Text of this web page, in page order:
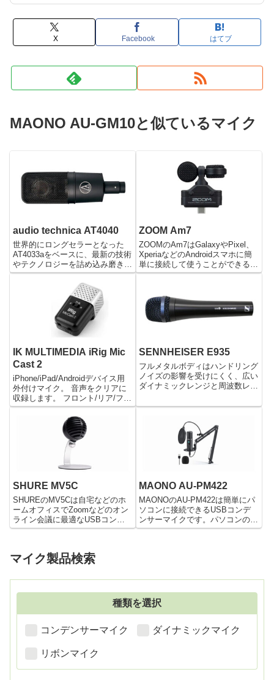
X Facebook はてブ
MAONO AU-GM10と似ているマイク
audio technica AT4040
世界的にロングセラーとなった
AT4033aをベースに、最新の技術
やテクノロジーを詰め込み磨き上
げて作られた40シリーズの新基
幹モデルのAT4040。 このDCバ
イアスタイプの大口径ダイアフラ
フを備えたAT4040のマイクで録
音された音は、ス...
ZOOM Am7
ZOOMのAm7はGalaxyやPixel、
XperiaなどのAndroidスマホに簡
単に接続して使うことができる小
型のステレオマイクです。スマホ
たステレオ幅も変更することが出
来るので、環境に合わせて調整す
ることができます。
IK MULTIMEDIA iRig Mic
Cast 2
iPhone/iPad/Androidデバイス用
外付けマイク。 音声をクリアに
収録します。 フロント/リア/フロ
ント+リアの3つの指向性が選択
可能。 指定軸外のノイズを軽
減。 配信やインタビューなどの
シーンで活躍します。 磁気マウ
SENNHEISER E935
フルメタルボディはハンドリング
ノイズの影響を受けにくく、広い
ダイナミックレンジと周波数レス
リティのステージを力強くサポー
SHURE MV5C
SHUREのMV5Cは自宅などのホ
ームオフィスでZoomなどのオン
ライン会議に最適なUSBコンデ
ンサーマイクです。PCに簡単に
の上の邪魔にならない卓上型スタ
クやオンライン会議用に製造され
MAONO AU-PM422
MAONOのAU-PM422は簡単にパ
ソコンに接続できるUSBコンデ
ンサーマイクです。パソコンの
USB端子に繋ぐだけで手軽に音
を持ってくることができて便利で
マイク製品検索
種類を選択
コンデンサーマイク ダイナミックマイク
リボンマイク